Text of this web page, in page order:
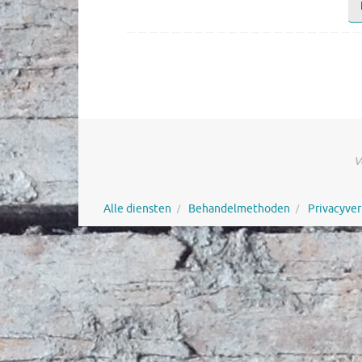
Alle diensten Behandelmethoden